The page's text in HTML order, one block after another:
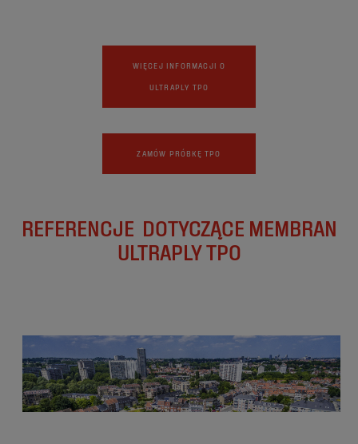
WIĘCEJ INFORMACJI O
ULTRAPLY TPO
ZAMÓW PRÓBKĘ TPO
REFERENCJE DOTYCZĄCE MEMBRAN
ULTRAPLY TPO